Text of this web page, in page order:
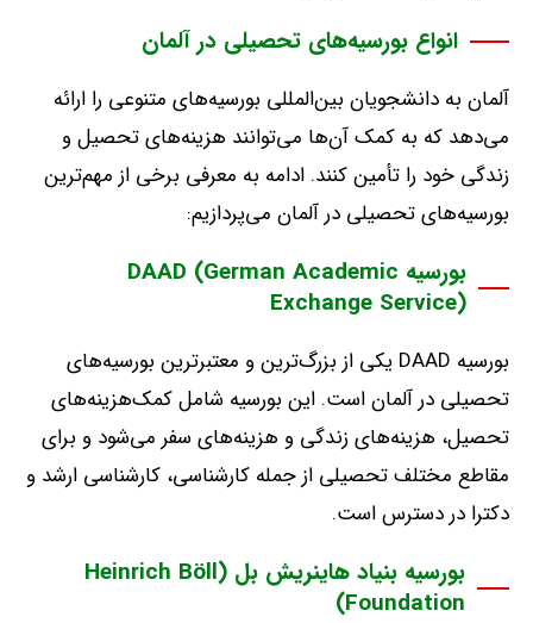
انواع بورسیه‌های تحصیلی در آلمان
آلمان به دانشجویان بین‌المللی بورسیه‌های متنوعی را ارائه
می‌دهد که به کمک آن‌ها می‌توانند هزینه‌های تحصیل و
زندگی خود را تأمین کنند. ادامه به معرفی برخی از مهم‌ترین
بورسیه‌های تحصیلی در آلمان می‌پردازیم:
بورسیه DAAD (German Academic
Exchange Service)
بورسیه
یکی از بزرگ‌ترین و معتبرترین بورسیه‌های
تحصیلی در آلمان است. این بورسیه شامل کمک‌هزینه‌های
تحصیل، هزینه‌های زندگی و هزینه‌های سفر می‌شود و برای
مقاطع مختلف تحصیلی از جمله کارشناسی، کارشناسی ارشد و
دکترا در دسترس است.
بورسیه بنیاد هاینریش بل (Heinrich Böll
Foundation)